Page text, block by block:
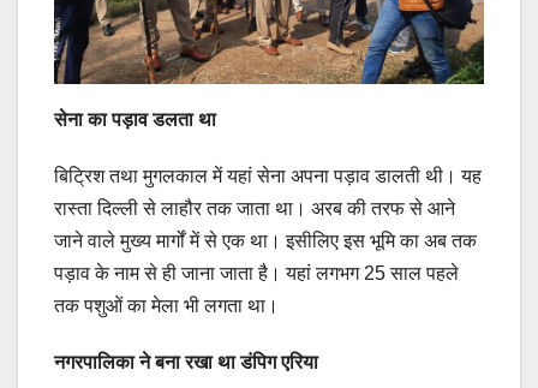
सेना का पड़ाव डलता था
बिट्रिश तथा मुगलकाल में यहां सेना अपना पड़ाव डालती थी। यह
रास्ता दिल्ली से लाहौर तक जाता था। अरब की तरफ से आने
जाने वाले मुख्य मार्गों में से एक था। इसीलिए इस भूमि का अब तक
पड़ाव के नाम से ही जाना जाता है। यहां लगभग 25 साल पहले
तक पशुओं का मेला भी लगता था।
नगरपालिका ने बना रखा था डंपिग एरिया